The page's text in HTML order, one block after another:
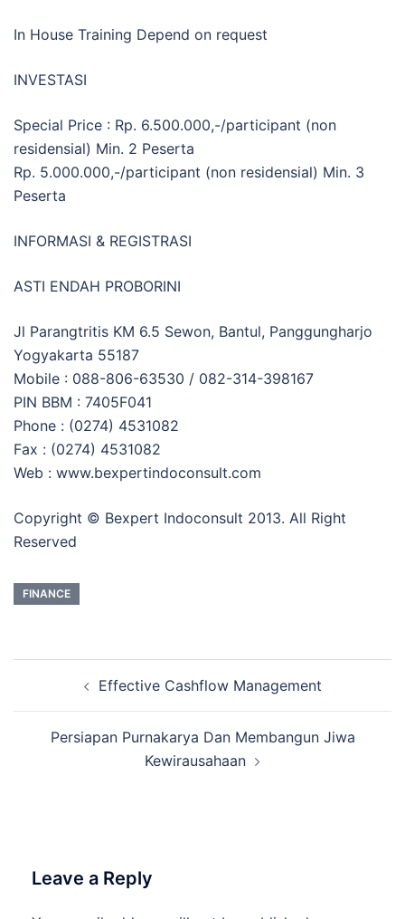
In House Training Depend on request
INVESTASI
Special Price : Rp. 6.500.000,-/participant (non
residensial) Min. 2 Peserta
Rp. 5.000.000,-/participant (non residensial) Min. 3
Peserta
INFORMASI & REGISTRASI
ASTI ENDAH PROBORINI
Jl Parangtritis KM 6.5 Sewon, Bantul, Panggungharjo
Yogyakarta 55187
Mobile : 088-806-63530 / 082-314-398167
PIN BBM : 7405F041
Phone : (0274) 4531082
Fax : (0274) 4531082
Web : www.bexpertindoconsult.com
Copyright © Bexpert Indoconsult 2013. All Right
Reserved
FINANCE
navigationEffective Cashflow Management
Persiapan Purnakarya Dan Membangun Jiwa
Kewirausahaan
Leave a Reply